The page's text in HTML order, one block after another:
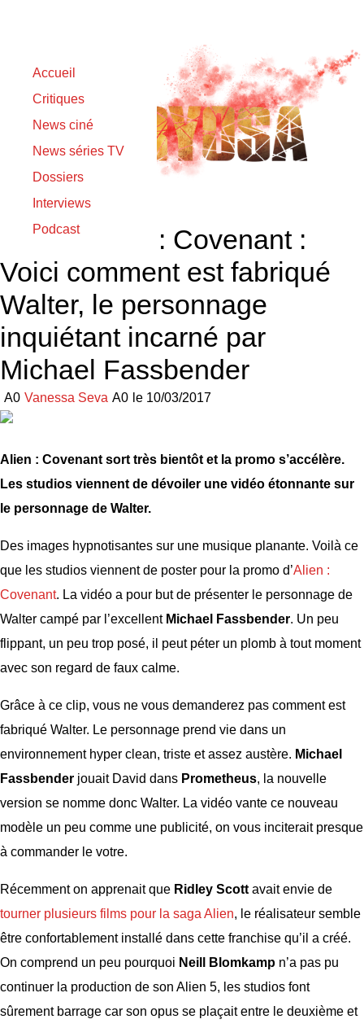
Accueil
Critiques
News ciné
News séries TV
Dossiers
Interviews
Podcast
Teaser Alien : Covenant :
Voici comment est fabriqué
Walter, le personnage
inquiétant incarné par
Michael Fassbender
Vanessa Seva le 10/03/2017
Alien : Covenant sort très bientôt et la promo s’accélère.
Les studios viennent de dévoiler une vidéo étonnante sur
le personnage de Walter.
Des images hypnotisantes sur une musique planante. Voilà ce
que les studios viennent de poster pour la promo d’Alien :
Covenant. La vidéo a pour but de présenter le personnage de
Walter campé par l’excellent Michael Fassbender. Un peu
flippant, un peu trop posé, il peut péter un plomb à tout moment
avec son regard de faux calme.
Grâce à ce clip, vous ne vous demanderez pas comment est
fabriqué Walter. Le personnage prend vie dans un
environnement hyper clean, triste et assez austère. Michael
Fassbender jouait David dans Prometheus, la nouvelle
version se nomme donc Walter. La vidéo vante ce nouveau
modèle un peu comme une publicité, on vous inciterait presque
à commander le votre.
Récemment on apprenait que Ridley Scott avait envie de
tourner plusieurs films pour la saga Alien, le réalisateur semble
être confortablement installé dans cette franchise qu’il a créé.
On comprend un peu pourquoi Neill Blomkamp n’a pas pu
continuer la production de son Alien 5, les studios font
sûrement barrage car son opus se plaçait entre le deuxième et